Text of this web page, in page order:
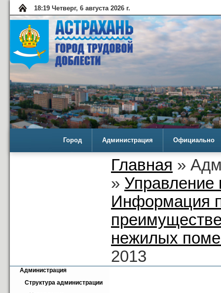
18:19 Четверг, 6 августа 2026 г.
Город Администрация Официально
Главная »
» Управление
Информация
нежилых
2013
Администрация
Структура администрации